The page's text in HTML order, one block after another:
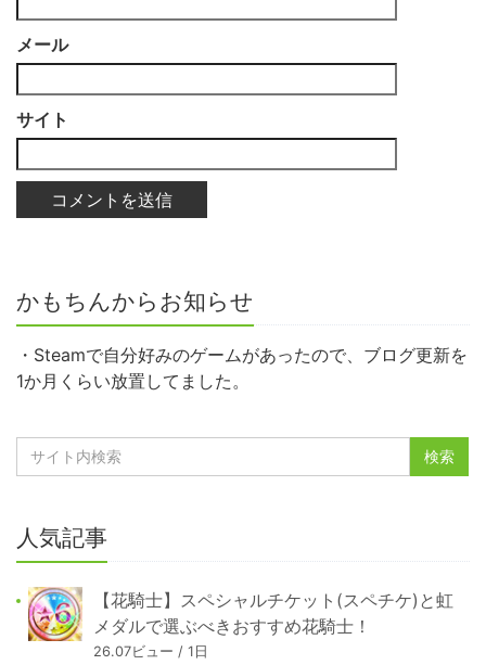
メール
サイト
かもちんからお知らせ
・Steamで自分好みのゲームがあったので、ブログ更新を
1か月くらい放置してました。
人気記事
【花騎士】スペシャルチケット(スペチケ)と虹
メダルで選ぶべきおすすめ花騎士！
26.07ビュー / 1日